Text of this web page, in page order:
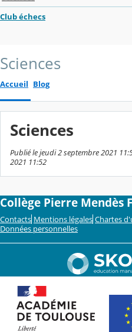
Club échecs
Sciences
Accueil Blog
Sciences
Publié le jeudi 2 septembre 2021
2021 11:52
Collège Pierre Mendès
Contacts Mentions légales Chartes
Données personnelles